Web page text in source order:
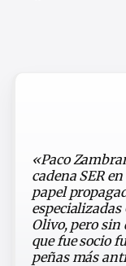
«Paco
cadena SER
papel
Olivo, pero sin
que fue socio
peñas más